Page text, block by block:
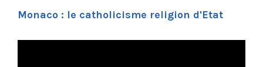
Monaco : le catholicisme religion d'Etat